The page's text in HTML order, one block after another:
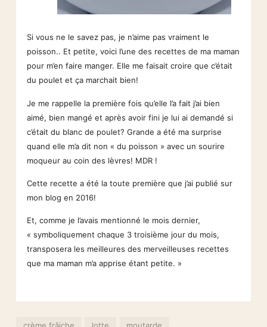
Si vous ne le savez pas, je n’aime pas vraiment le
poisson.. Et petite, voici l’une des recettes de ma maman
pour m’en faire manger. Elle me faisait croire que c’était
du poulet et ça marchait bien!
Je me rappelle la première fois qu’elle l’a fait j’ai bien
aimé, bien mangé et après avoir fini je lui ai demandé si
c’était du blanc de poulet? Grande a été ma surprise
quand elle m’a dit non « du poisson » avec un sourire
moqueur au coin des lèvres! MDR !
Cette recette a été la toute première que j’ai publié sur
mon blog en 2016!
Et, comme je l’avais mentionné le mois dernier,
« symboliquement chaque 3 troisième jour du mois,
transposera les meilleures des merveilleuses recettes
que ma maman m’a apprise étant petite. »
crème frâiche lotte moutarde